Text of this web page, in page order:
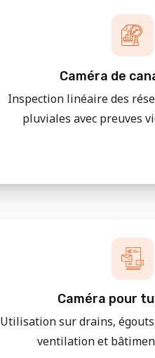
Caméra de
Inspection linéaire des
pluviales avec preuves
Caméra pour
Utilisation sur drains,
ventilation et